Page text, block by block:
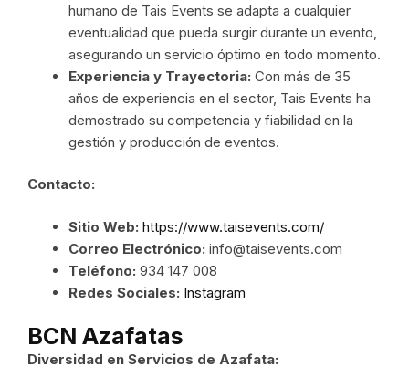
humano de Tais Events se adapta a cualquier
eventualidad que pueda surgir durante un evento,
asegurando un servicio óptimo en todo momento.
Experiencia y Trayectoria: Con más de 35
años de experiencia en el sector, Tais Events ha
demostrado su competencia y fiabilidad en la
gestión y producción de eventos.
Contacto:
Sitio Web: https://www.taisevents.com/
Correo Electrónico: info@taisevents.com
Teléfono: 934 147 008
Redes Sociales: Instagram
BCN Azafatas
Diversidad en Servicios de Azafata: